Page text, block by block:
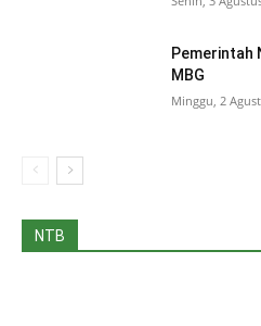
Pemerintah
MBG
Minggu, 2
NTB